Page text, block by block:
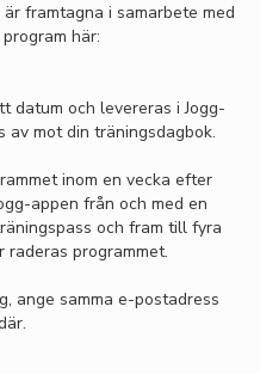
framtagna i samarbete med
här:
datum och levereras i Jogg-
av mot din träningsdagbok.
inom en vecka efter
appen från och med en
och fram till fyra
programmet.
ange samma e-postadress